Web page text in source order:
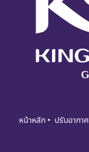
หน้าหลัก • ปรับอ​​​​​า​กาศ